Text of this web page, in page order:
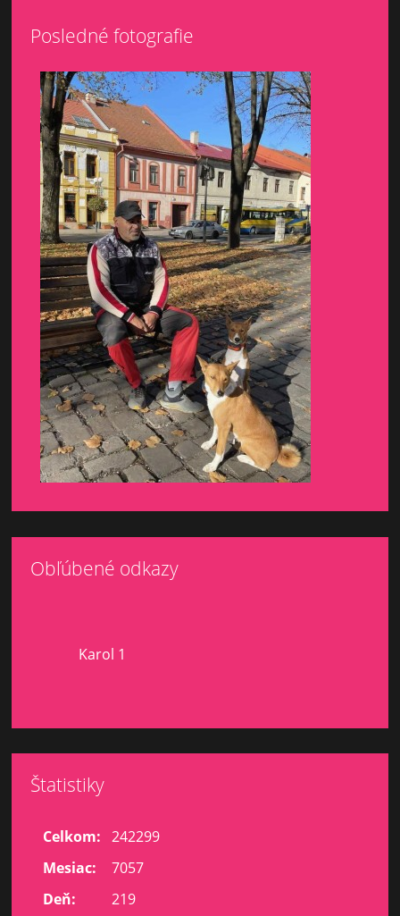
Posledné fotografie
Obľúbené odkazy
Karol 1
Štatistiky
Celkom: 242299
Mesiac:
7057
Deň:
219